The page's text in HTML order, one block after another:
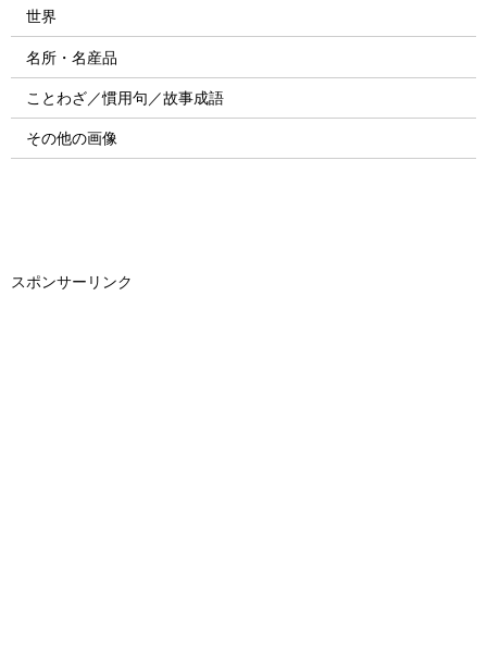
世界
名所・名産品
ことわざ／慣用句／故事成語
その他の画像
スポンサーリンク